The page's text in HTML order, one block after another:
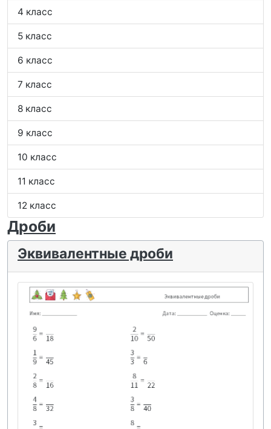
4 класс
5 класс
6 класс
7 класс
8 класс
9 класс
10 класс
11 класс
12 класс
Дроби
Эквивалентные дроби